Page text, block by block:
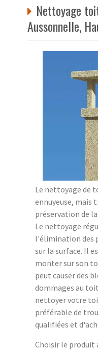
Nettoyage
Aussonnelle,
Le nettoyage de
ennuyeuse, mais
préservation de
Le nettoyage
l'élimination des
sur la surface. Il
monter sur son
peut causer des
dommages au
nettoyer votre
préférable de
qualifiées et
Choisir le produit